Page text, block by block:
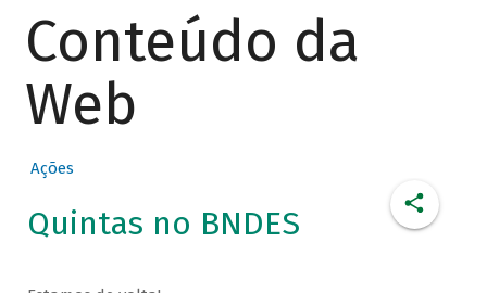
Conteúdo da
Web
Ações
Quintas no BNDES